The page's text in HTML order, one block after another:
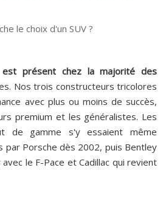
est présent chez la majorité des
Nos trois constructeurs tricolores
avec plus ou moins de succès,
premium et les généralistes. Les
de gamme s'y essaient même
par Porsche dès 2002, puis Bentley
le F-Pace et Cadillac qui revient